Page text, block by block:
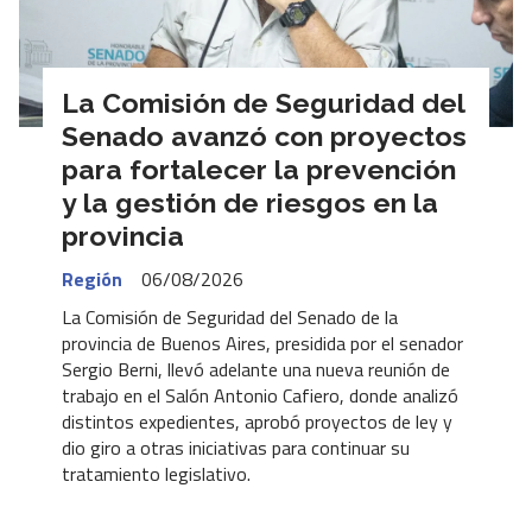
La Comisión de Seguridad del
Senado avanzó con proyectos
para fortalecer la prevención
y la gestión de riesgos en la
provincia
Región
06/08/2026
La Comisión de Seguridad del Senado de la
provincia de Buenos Aires, presidida por el senador
Sergio Berni, llevó adelante una nueva reunión de
trabajo en el Salón Antonio Cafiero, donde analizó
distintos expedientes, aprobó proyectos de ley y
dio giro a otras iniciativas para continuar su
tratamiento legislativo.